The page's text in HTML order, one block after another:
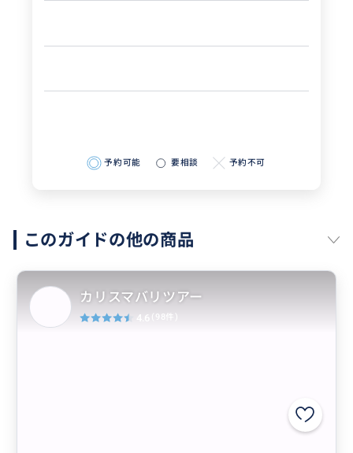
予約可能 要相談 予約不可
このガイドの他の商品
カリスマバリツアー
4.6 (98件)